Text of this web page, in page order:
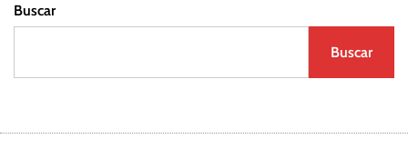
Buscar
Buscar